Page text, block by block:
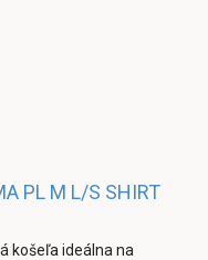
PL M L/S SHIRT
košeľa ideálna na